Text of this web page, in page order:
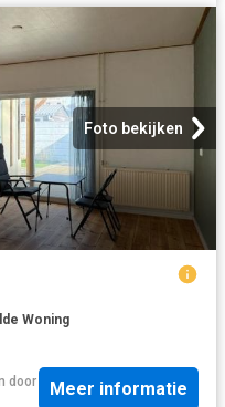
Foto bekijken
Woning
door
Meer informatie